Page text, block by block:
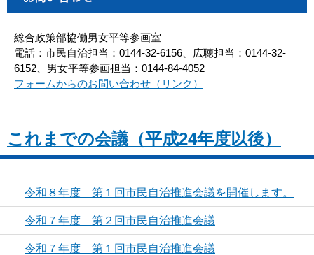
総合政策部協働男女平等参画室
電話：市民自治担当：0144-32-6156、広聴担当：0144-32-
6152、男女平等参画担当：0144-84-4052
フォームからのお問い合わせ（リンク）
これまでの会議（平成24年度以後）
令和８年度 第１回市民自治推進会議を開催します。
令和７年度 第２回市民自治推進会議
令和７年度 第１回市民自治推進会議